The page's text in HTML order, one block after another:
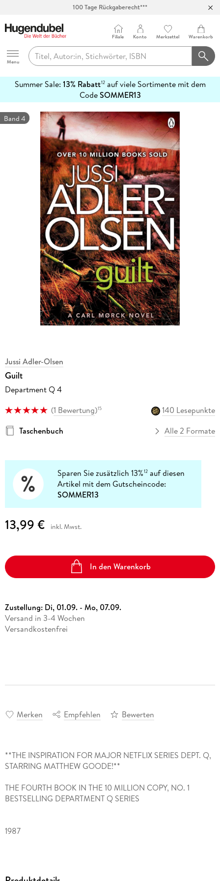
100 Tage Rückgaberecht***
Hugendubel
Menu
Filiale Konto Merkzettel Warenkorb
Summer Sale: 13% Rabatt12auf viele Sortimente mit dem
CodeSOMMER13
erfahren
Band 4
Jussi Adler-Olsen
Guilt
Department Q 4
(1 Bewertung)15
140 Lesepunkte
Taschenbuch
Alle 2 Formate
Sparen Sie zusätzlich 13%12 auf diesen
Artikel mit dem Gutscheincode:
SOMMER13
13,99 € inkl. Mwst.
In den Warenkorb
Zustellung: Di, 01.09. - Mo, 07.09.
Versand in 3-4 Wochen
Versandkostenfrei
Merken Empfehlen Bewerten
**THE INSPIRATION FOR MAJOR NETFLIX SERIES DEPT. Q,
STARRING MATTHEW GOODE!**
THE FOURTH BOOK IN THE 10 MILLION COPY, NO. 1
BESTSELLING DEPARTMENT Q SERIES
1987
start again.